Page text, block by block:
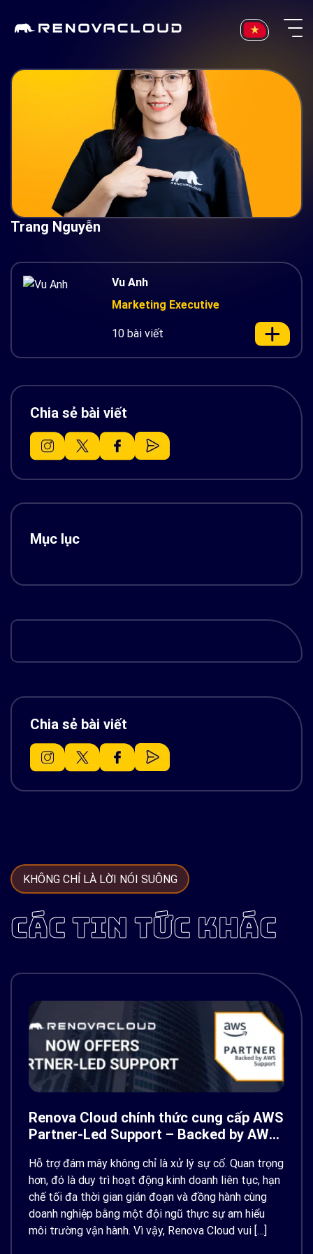
Trang Nguyễn
Vu Anh
Marketing Executive
10 bài viết
Chia sẻ bài viết
Mục lục
Chia sẻ bài viết
KHÔNG CHỈ LÀ LỜI NÓI SUÔNG
CÁC TIN TỨC KHÁC
Renova Cloud chính thức cung cấp AWS
Partner-Led Support – Backed by AWS
Hỗ trợ đám mây không chỉ là xử lý sự cố. Quan trọng
hơn, đó là duy trì hoạt động kinh doanh liên tục, hạn
chế tối đa thời gian gián đoạn và đồng hành cùng
doanh nghiệp bằng một đội ngũ thực sự am hiểu
môi trường vận hành. Vì vậy, Renova Cloud vui […]